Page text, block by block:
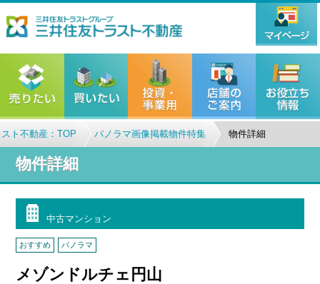
ト不動産：TOP パノラマ画像掲載物件特集 物件詳細
物件詳細
中古マンション
おすすめ パノラマ
メゾンドルチェ円山